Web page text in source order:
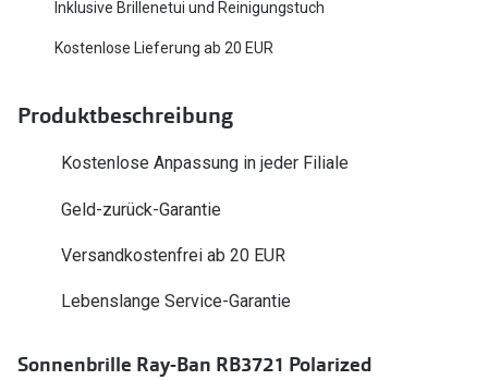
Oakley Meta
Glasveredelungen
Brillenglas Typen
Transitions Gläser
Blaulichtfilter
Inklusive Brillenetui und Reinigungstuch
Kostenlose Lieferung ab 20 EUR
Produktbeschreibung
Kostenlose Anpassung in jeder Filiale
Geld-zurück-Garantie
Versandkostenfrei ab 20 EUR
Lebenslange Service-Garantie
Sonnenbrille Ray-Ban RB3721 Polarized